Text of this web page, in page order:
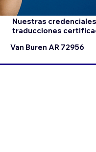
Nuestras
traducciones
Van Buren AR 72956